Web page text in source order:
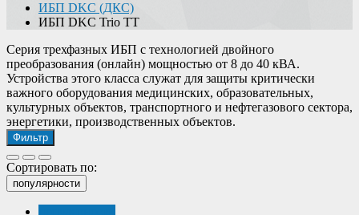
ИБП DKC (ДКС)
ИБП DKC Trio TT
Серия трехфазных ИБП с технологией двойного
преобразования (онлайн) мощностью от 8 до 40 кВА.
Устройства этого класса служат для защиты критически
важного оборудования медицинских, образовательных,
культурных объектов, транспортного и нефтегазового сектора,
энергетики, производственных объектов.
Фильтр
Сортировать по:
популярности